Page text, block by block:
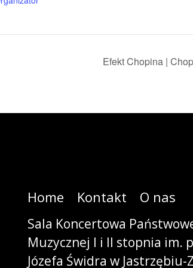
Efekt Chopina |
Home Kontakt O nas
Sala Koncertowa
Muzycznej I i II stopnia im.
Józefa Świdra w Jastrzębiu-